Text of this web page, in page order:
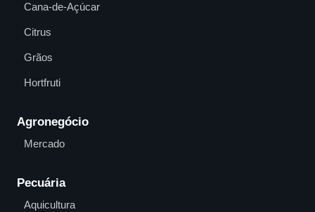
Cana-de-Açúcar
Citrus
Grãos
Hortfruti
Agronegócio
Mercado
Pecuária
Aquicultura